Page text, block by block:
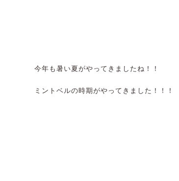
今年も暑い夏がやってきましたね！！
ミントベルの時期がやってきました！！！